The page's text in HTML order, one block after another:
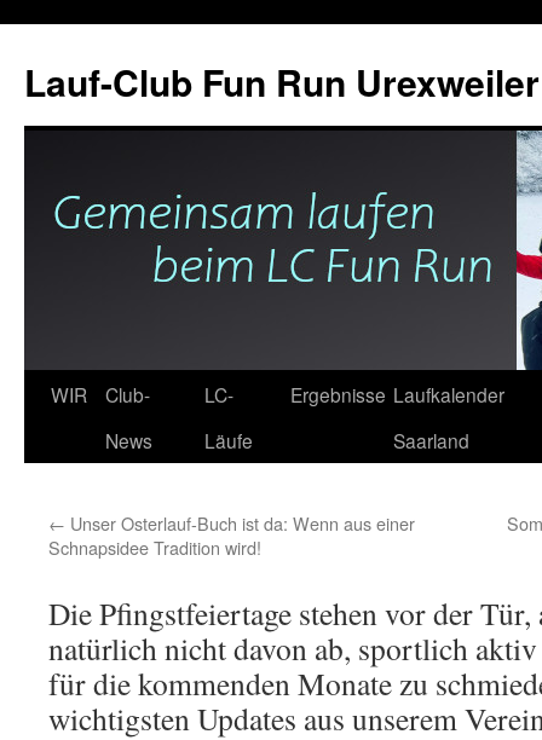
springen
Lauf-Club Fun Run
WIR
Club-
News
LC-
Läufe
Ergebnisse Laufkalender
Saarland
← Unser Osterlauf-Buch ist da: Wenn aus einer
Schnapsidee Tradition wird!
Die Pfingstfeiertage stehen vor der Tür,
natürlich nicht davon ab, sportlich
für die kommenden Monate zu
wichtigsten Updates aus unserem